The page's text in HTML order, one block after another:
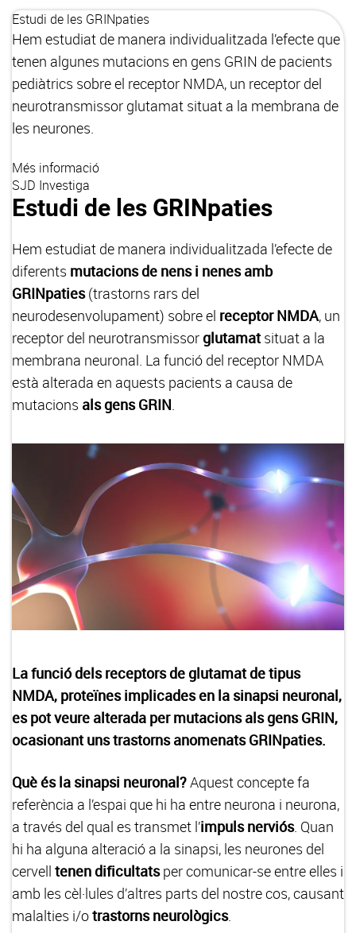
Estudi de les GRINpaties
Hem estudiat de manera individualitzada l’efecte que
tenen algunes mutacions en gens GRIN de pacients
pediàtrics sobre el receptor NMDA, un receptor del
neurotransmissor glutamat situat a la membrana de
les neurones.
Més informació
SJD Investiga
Estudi de les GRINpaties
Hem estudiat de manera individualitzada l’efecte de
diferents mutacions de nens i nenes amb
GRINpaties(trastorns rars del
neurodesenvolupament) sobre el receptor NMDA, un
receptor del neurotransmissorglutamatsituat a la
membrana neuronal. La funció del receptor NMDA
està alterada en aquests pacients a causa de
mutacions als gens GRIN.
La funció dels receptors de glutamat de tipus
NMDA, proteïnes implicades en la sinapsi neuronal,
es pot veure alterada per mutacions als gens GRIN,
ocasionant uns trastorns anomenats GRINpaties.
Què és la sinapsi neuronal?Aquest concepte fa
referència a l’espai que hi ha entre neurona i neurona,
a través del qual es transmet l’impuls nerviós. Quan
hi ha alguna alteració a la sinapsi, les neurones del
cervell tenen dificultatsper comunicar-se entre elles i
amb les cèl·lules d’altres parts del nostre cos, causant
malalties i/otrastorns neurològics.